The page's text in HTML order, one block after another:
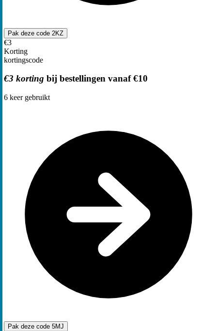
Pak deze code 2KZ
€3
Korting
kortingscode
€3 korting bij bestellingen vanaf €10
6 keer gebruikt
Pak deze code 5MJ